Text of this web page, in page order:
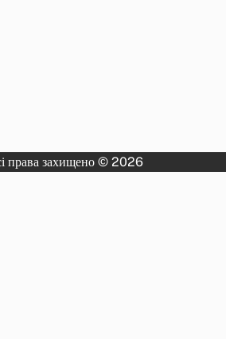
права захищено © 2026